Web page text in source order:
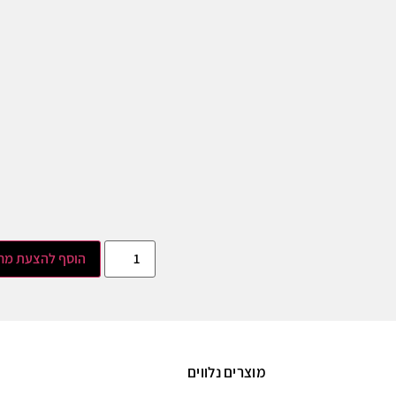
הוסף להצעת
מוצרים נלווים